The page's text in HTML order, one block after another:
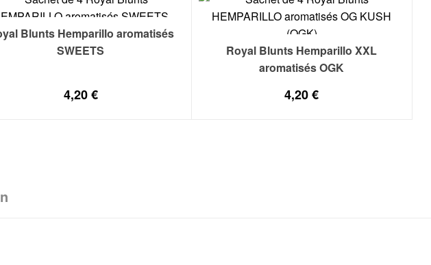
Blunts Hemparillo aromatisés
SWEETS
4,20€
Royal Blunts Hemparillo XXL
aromatisés OGK
4,20€